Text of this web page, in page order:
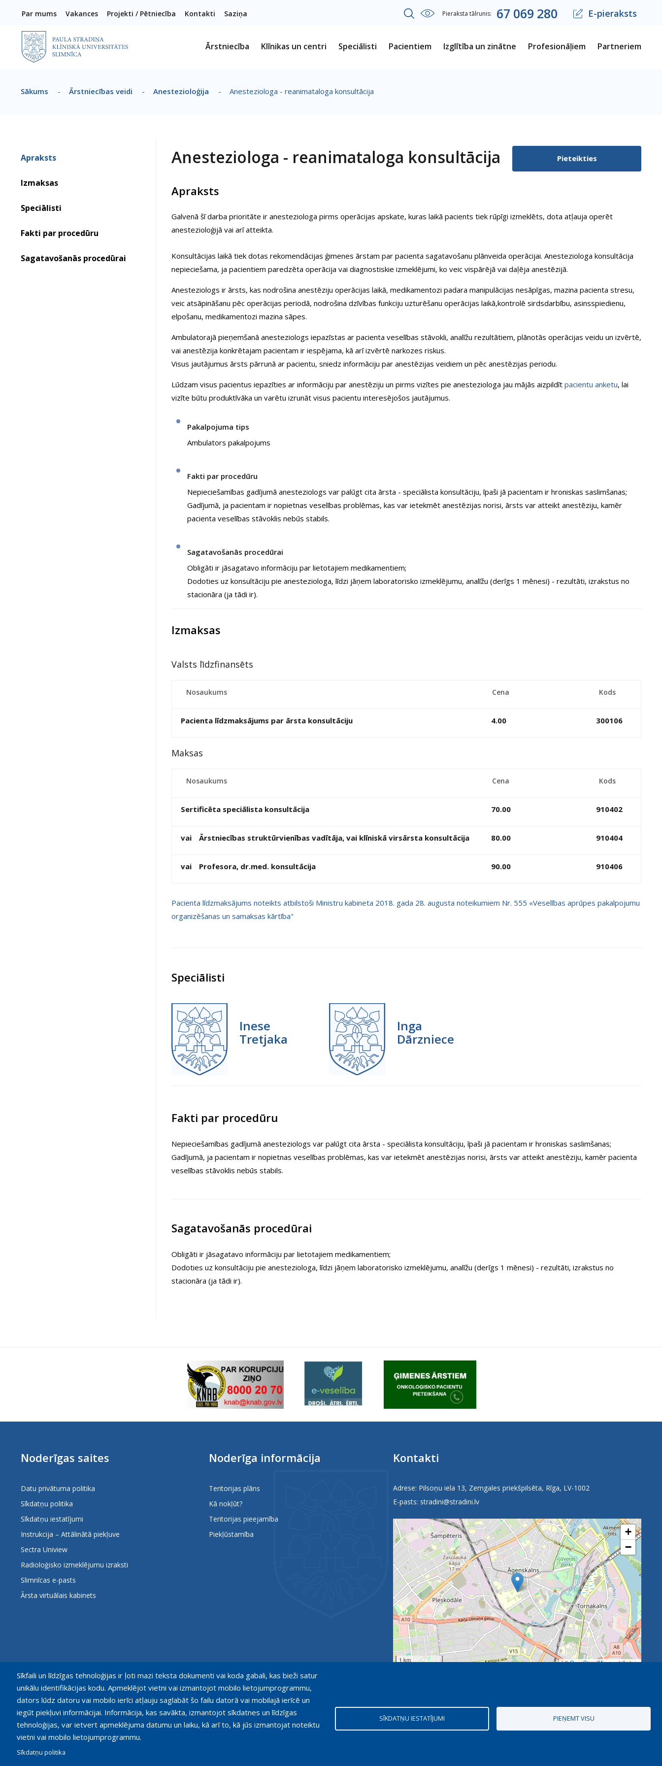
Par mums Vakances Projekti / Pētniecība Kontakti Saziņa Pieraksta tālrunis: 67 069 280 E-pieraksts
Ārstniecība Klīnikas un centri Speciālisti Pacientiem Izglītība un zinātne Profesionāļiem Partneriem
Sākums - Ārstniecības veidi - Anestezioloģija - Anesteziologa - reanimataloga konsultācija
Anesteziologa - reanimataloga konsultācija
Apraksts
Izmaksas
Speciālisti
Fakti par procedūru
Sagatavošanās procedūrai
Pieteikties
Apraksts
Galvenā šī darba prioritāte ir anesteziologa pirms operācijas apskate, kuras laikā pacients tiek rūpīgi izmeklēts, dota atļauja operēt
anestezioloģijā vai arī atteikta.
Konsultācijas laikā tiek dotas rekomendācijas ģimenes ārstam par pacienta sagatavošanu plānveida operācijai. Anesteziologa konsultācija
nepieciešama, ja pacientiem paredzēta operācija vai diagnostiskie izmeklējumi, ko veic vispārējā vai daļēja anestēzijā.
Anesteziologs ir ārsts, kas nodrošina anestēziju operācijas laikā, medikamentozi padara manipulācijas nesāpīgas, mazina pacienta stresu,
veic atsāpināšanu pēc operācijas periodā, nodrošina dzīvības funkciju uzturēšanu operācijas laikā,kontrolē sirdsdarbību, asinsspiedienu,
elpošanu, medikamentozi mazina sāpes.
Ambulatorajā pieņemšanā anesteziologs iepazīstas ar pacienta veselības stāvokli, analīžu rezultātiem, plānotās operācijas veidu un izvērtē,
vai anestēzija konkrētajam pacientam ir iespējama, kā arī izvērtē narkozes riskus.
Visus jautājumus ārsts pārrunā ar pacientu, sniedz informāciju par anestēzijas veidiem un pēc anestēzijas periodu.
Lūdzam visus pacientus iepazīties ar informāciju par anestēziju un pirms vizītes pie anesteziologa jau mājās aizpildīt pacientu anketu, lai
vizīte būtu produktīvāka un varētu izrunāt visus pacientu interesējošos jautājumus.
Pakalpojuma tips
Ambulators pakalpojums
Fakti par procedūru
Nepieciešamības gadījumā anesteziologs var palūgt cita ārsta - speciālista konsultāciju, īpaši jā pacientam ir hroniskas saslimšanas;
Gadījumā, ja pacientam ir nopietnas veselības problēmas, kas var ietekmēt anestēzijas norisi, ārsts var atteikt anestēziju, kamēr
pacienta veselības stāvoklis nebūs stabils.
Sagatavošanās procedūrai
Obligāti ir jāsagatavo informāciju par lietotajiem medikamentiem;
Dodoties uz konsultāciju pie anesteziologa, līdzi jāņem laboratorisko izmeklējumu, analīžu (derīgs 1 mēnesi) - rezultāti, izrakstus no
stacionāra (ja tādi ir).
Izmaksas
Valsts līdzfinansēts
Nosaukums Cena Kods
Pacienta līdzmaksājums par ārsta konsultāciju 4.00 300106
Maksas
Nosaukums Cena Kods
Sertificēta speciālista konsultācija 70.00 910402
vai Ārstniecības struktūrvienības vadītāja, vai klīniskā virsārsta konsultācija 80.00 910404
vai Profesora, dr.med. konsultācija 90.00 910406
Pacienta līdzmaksājums noteikts atbilstoši Ministru kabineta 2018. gada 28. augusta noteikumiem Nr. 555 «Veselības aprūpes pakalpojumu
organizēšanas un samaksas kārtība"
Speciālisti
Inese
Tretjaka
Inga
Dārzniece
Fakti par procedūru
Nepieciešamības gadījumā anesteziologs var palūgt cita ārsta - speciālista konsultāciju, īpaši jā pacientam ir hroniskas saslimšanas;
Gadījumā, ja pacientam ir nopietnas veselības problēmas, kas var ietekmēt anestēzijas norisi, ārsts var atteikt anestēziju, kamēr pacienta
veselības stāvoklis nebūs stabils.
Sagatavošanās procedūrai
Obligāti ir jāsagatavo informāciju par lietotajiem medikamentiem;
Dodoties uz konsultāciju pie anesteziologa, līdzi jāņem laboratorisko izmeklējumu, analīžu (derīgs 1 mēnesi) - rezultāti, izrakstus no
stacionāra (ja tādi ir).
Noderīgas saites
Datu privātuma politika
Sīkdatņu politika
Sīkdatņu iestatījumi
Instrukcija – Attālinātā piekļuve
Sectra Uniview
Radioloģisko izmeklējumu izraksti
Slimnīcas e-pasts
Ārsta virtuālais kabinets
Noderīga informācija
Teritorijas plāns
Kā nokļūt?
Teritorijas pieejamība
Piekļūstamība
Kontakti
Adrese: Pilsoņu iela 13, Zemgales priekšpilsēta, Rīga, LV-1002
E-pasts: stradini@stradini.lv
+
−
1 km | ©OpenStreetMapcontributors
© Paula Stradiņa Klīniskā universitātes slimnīca, 2026.
Visas tiesības aizsargātas. Pārpublicēšanas gadijumā atsauce obligāta
Sīkfaili un līdzīgas tehnoloģijas ir ļoti mazi teksta dokumenti vai koda gabali, kas bieži satur
unikālu identifikācijas kodu. Apmeklējot vietni vai izmantojot mobilo lietojumprogrammu,
dators lūdz datoru vai mobilo ierīci atļauju saglabāt šo failu datorā vai mobilajā ierīcē un
iegūt piekļuvi informācijai. Informācija, kas savākta, izmantojot sīkdatnes un līdzīgas
tehnoloģijas, var ietvert apmeklējuma datumu un laiku, kā arī to, kā jūs izmantojat noteiktu
vietni vai mobilo lietojumprogrammu.
Sīkdatņu politika
SĪKDATŅU IESTATĪJUMI PIEŅEMT VISU